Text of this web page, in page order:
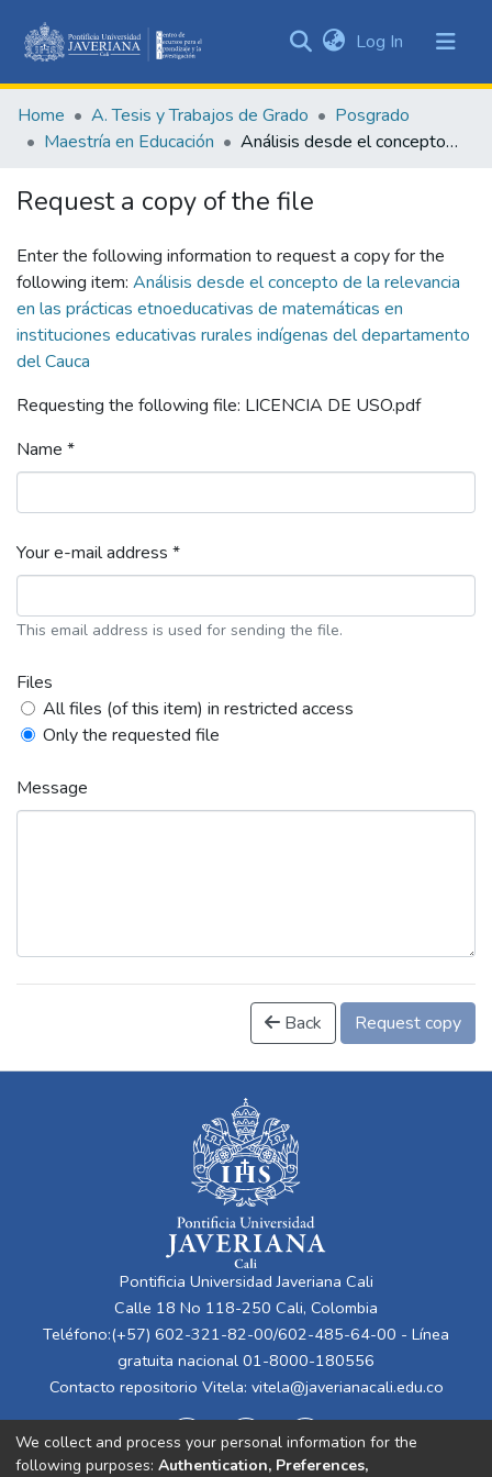
&
Collections
Log In (current)
Home A. Tesis y Trabajos de Grado
Posgrado
Maestría en Educación
Análisis desde el concepto de la relevancia en las prácticas etnoeducativas de matemáticas en instituciones educativas rurales indígenas del departamento del Cauca
Request a copy of the file
Enter the following information to request a copy for the
following item: Análisis desde el concepto de la relevancia
en las prácticas etnoeducativas de matemáticas en
instituciones educativas rurales indígenas del departamento
del Cauca
Requesting the following file: LICENCIA DE USO.pdf
Name *
Your e-mail address *
This email address is used for sending the file.
Files
All files (of this item) in restricted access
Only the requested file
Message
Back Request copy
Pontificia Universidad Javeriana Cali
Calle 18 No 118-250 Cali, Colombia
Teléfono:(+57) 602-321-82-00/602-485-64-00 - Línea
gratuita nacional 01-8000-180556
Contacto repositorio Vitela: vitela@javerianacali.edu.co
We collect and process your personal information for the
following purposes: Authentication, Preferences,